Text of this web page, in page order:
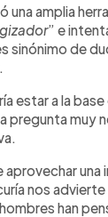
una amplia
” e
sinónimo de
estar a la
muy
aprovechar
nos advierte
han